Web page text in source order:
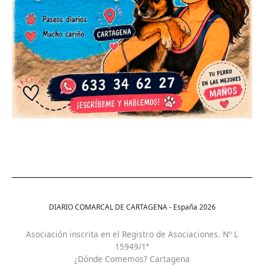
DIARIO COMARCAL DE CARTAGENA - España 2026
Asociación inscrita en el Registro de Asociaciones. Nº L
15949/1ª
¿Dónde Comemos? Cartagena